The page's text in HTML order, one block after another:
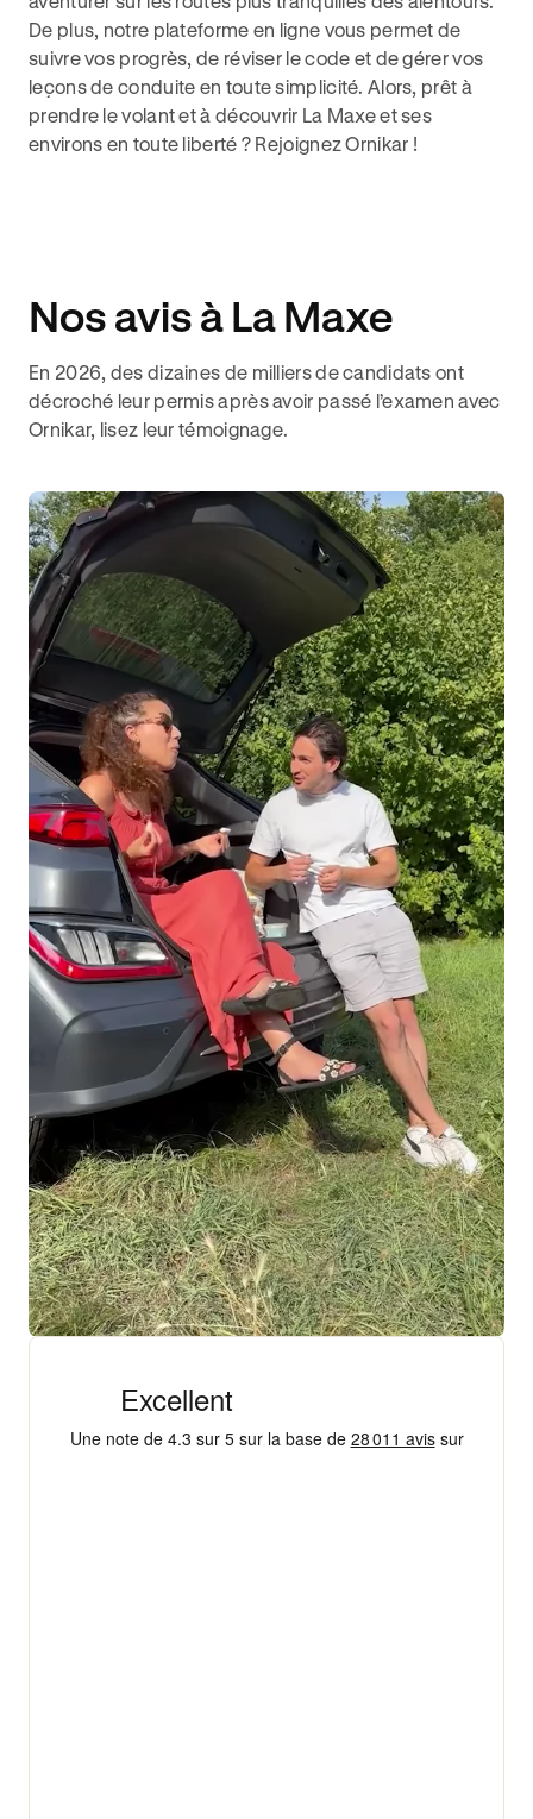
De plus, notre plateforme en ligne vous permet de
suivre vos progrès, de réviser le code et de gérer vos
leçons de conduite en toute simplicité. Alors, prêt à
prendre le volant et à découvrir La Maxe et ses
environs en toute liberté ? Rejoignez Ornikar !
Nos avis à La Maxe
En 2026, des dizaines de milliers de candidats ont
décroché leur permis après avoir passé l’examen avec
Ornikar, lisez leur témoignage.